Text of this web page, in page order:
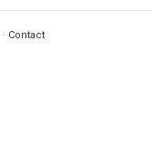
· Contact